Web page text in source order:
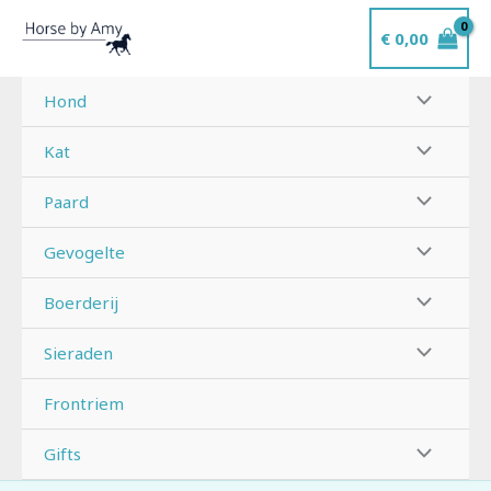
naar
inhoud
€0,00
Hond
Kat
Paard
Gevogelte
Boerderij
Sieraden
Frontriem
Gifts